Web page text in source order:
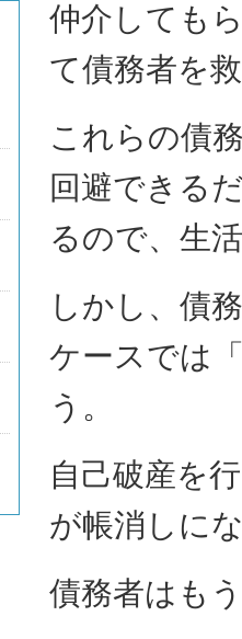
仲介しても
て債務者を
これらの債
回避できる
るので、生
しかし、債
ケースでは
う。
自己破産を
が帳消しに
債務者はも